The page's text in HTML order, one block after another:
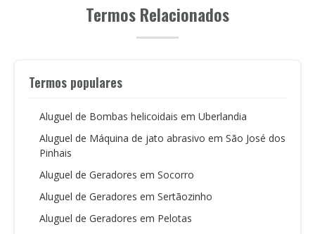
Termos Relacionados
Termos populares
Aluguel de Bombas helicoidais em Uberlandia
Aluguel de Máquina de jato abrasivo em São José dos
Pinhais
Aluguel de Geradores em Socorro
Aluguel de Geradores em Sertãozinho
Aluguel de Geradores em Pelotas